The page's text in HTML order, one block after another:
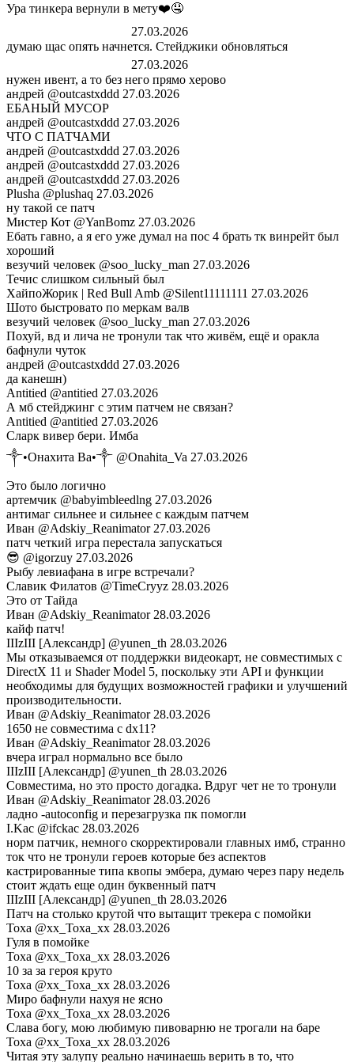
Ура тинкера вернули в мету❤️🤤
27.03.2026
думаю щас опять начнется. Стейджики обновляться
27.03.2026
нужен ивент, а то без него прямо херово
андрей @outcastxddd 27.03.2026
ЕБАНЫЙ МУСОР
андрей @outcastxddd 27.03.2026
ЧТО С ПАТЧАМИ
андрей @outcastxddd 27.03.2026
андрей @outcastxddd 27.03.2026
андрей @outcastxddd 27.03.2026
Plusha @plushaq 27.03.2026
ну такой се патч
Мистер Кот @YanBomz 27.03.2026
Ебать гавно, а я его уже думал на пос 4 брать тк винрейт был
хороший
везучий человек @soo_lucky_man 27.03.2026
Течис слишком сильный был
ХайпоЖорик | Red Bull Amb @Silent11111111 27.03.2026
Шото быстровато по меркам валв
везучий человек @soo_lucky_man 27.03.2026
Похуй, вд и лича не тронули так что живём, ещё и оракла
бафнули чуток
андрей @outcastxddd 27.03.2026
да канешн)
Antitied @antitied 27.03.2026
А мб стейджинг с этим патчем не связан?
Antitied @antitied 27.03.2026
Сларк вивер бери. Имба
༒•Онахита Ва•༒ @Onahita_Va 27.03.2026
Это было логично
артемчик @babyimbleedlng 27.03.2026
антимаг сильнее и сильнее с каждым патчем
Иван @Adskiy_Reanimator 27.03.2026
патч четкий игра перестала запускаться
😎 @igorzuy 27.03.2026
Рыбу левиафана в игре встречали?
Славик Филатов @TimeCryyz 28.03.2026
Это от Тайда
Иван @Adskiy_Reanimator 28.03.2026
кайф патч!
IIIzIII [Александр] @yunen_th 28.03.2026
Мы отказываемся от поддержки видеокарт, не совместимых с
DirectX 11 и Shader Model 5, поскольку эти API и функции
необходимы для будущих возможностей графики и улучшений
производительности.
Иван @Adskiy_Reanimator 28.03.2026
1650 не совместима с dx11?
Иван @Adskiy_Reanimator 28.03.2026
вчера играл нормально все было
IIIzIII [Александр] @yunen_th 28.03.2026
Совместима, но это просто догадка. Вдруг чет не то тронули
Иван @Adskiy_Reanimator 28.03.2026
ладно -autoconfig и перезагрузка пк помогли
I.Kac @ifckac 28.03.2026
норм патчик, немного скорректировали главных имб, странно
ток что не тронули героев которые без аспектов
кастрированные типа квопы эмбера, думаю через пару недель
стоит ждать еще один буквенный патч
IIIzIII [Александр] @yunen_th 28.03.2026
Патч на столько крутой что вытащит трекера с помойки
Toxa @xx_Toxa_xx 28.03.2026
Гуля в помойке
Toxa @xx_Toxa_xx 28.03.2026
10 за за героя круто
Toxa @xx_Toxa_xx 28.03.2026
Миро бафнули нахуя не ясно
Toxa @xx_Toxa_xx 28.03.2026
Слава богу, мою любимую пивоварню не трогали на баре
Toxa @xx_Toxa_xx 28.03.2026
Читая эту залупу реально начинаешь верить в то, что